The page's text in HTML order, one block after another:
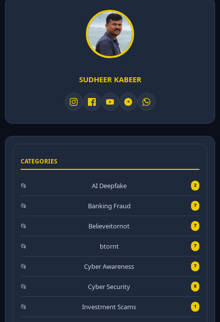
SUDHEER KABEER
CATEGORIES
AI Deepfake 2
Banking Fraud 7
Believeitornot 7
btornt 7
Cyber Awareness 7
Cyber Security 8
Investment Scams 1